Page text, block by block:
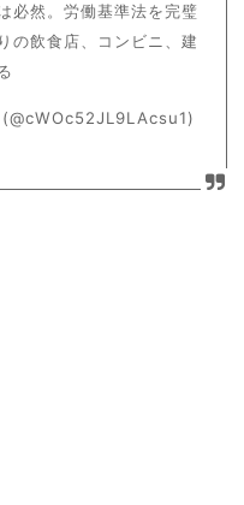
必然。労働基準法を完璧
の飲食店、コンビニ、建